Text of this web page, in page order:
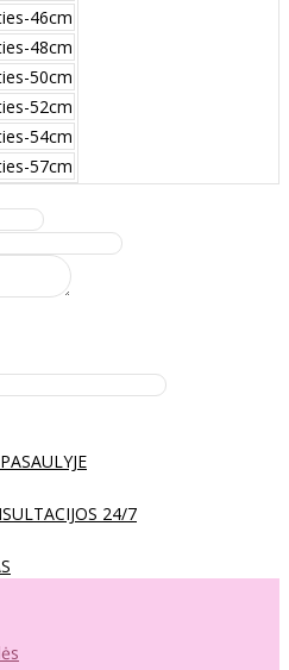
46cm
48cm
50cm
52cm
54cm
57cm
24/7